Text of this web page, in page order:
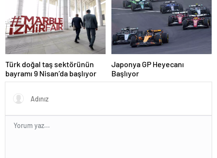
Türk doğal taş sektörünün
bayramı 9 Nisan’da başlıyor
Japonya GP Heyecanı
Başlıyor